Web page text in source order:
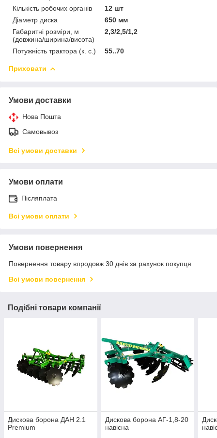
Кількість робочих органів
12 шт
Діаметр диска
650 мм
Габаритні розміри, м
(довжина/ширина/висота)
2,3/2,5/1,2
Потужність трактора (к. с.) 55..70
Приховати
Умови доставки
Нова Пошта
Самовывоз
Всі умови доставки
Умови оплати
Післяплата
Всі умови оплати
Умови повернення
Повернення товару впродовж 30 днів за рахунок покупця
Всі умови повернення
Подібні товари компанії
Дискова борона ДАН 2.1
Premium
Дискова борона АГ-1,8-20
навісна